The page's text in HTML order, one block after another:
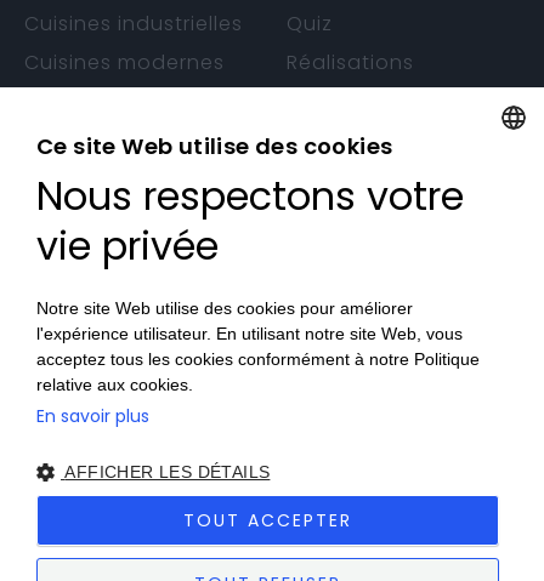
Cuisines industrielles
Cuisines modernes
Cuisines design
Cuisines sans
poignée
Quiz
Réalisations
Manuels d’utilisation
CONTACTS
Nos Magasins
Devenez Revendeur
Travaillez avec nous
© 2026 Veneta Cucine France SASPrivacy Policy|Cookie
Ce site Web utilise des cookies
Nous respectons votre
vie privée
Notre site Web utilise des cookies pour améliorer
l'expérience utilisateur. En utilisant notre site Web, vous
acceptez tous les cookies conformément à notre Politique
relative aux cookies.
En savoir plus
AFFICHER LES DÉTAILS
TOUT ACCEPTER